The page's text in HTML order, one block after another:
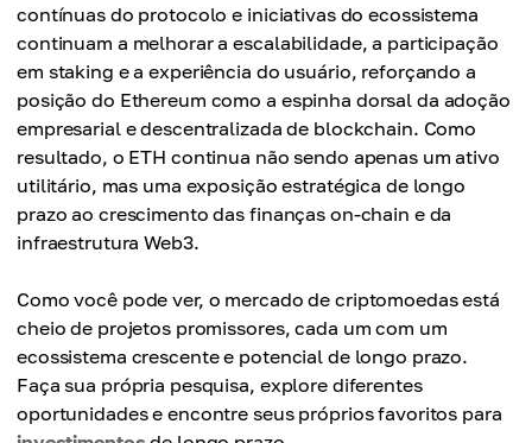
contínuas do protocolo e iniciativas do ecossistema
continuam a melhorar a escalabilidade, a participação
em staking e a experiência do usuário, reforçando a
posição do Ethereum como a espinha dorsal da adoção
empresarial e descentralizada de blockchain. Como
resultado, o ETH continua não sendo apenas um ativo
utilitário, mas uma exposição estratégica de longo
prazo ao crescimento das finanças on-chain e da
infraestrutura Web3.
Como você pode ver, o mercado de criptomoedas está
cheio de projetos promissores, cada um com um
ecossistema crescente e potencial de longo prazo.
Faça sua própria pesquisa, explore diferentes
oportunidades e encontre seus próprios favoritos para